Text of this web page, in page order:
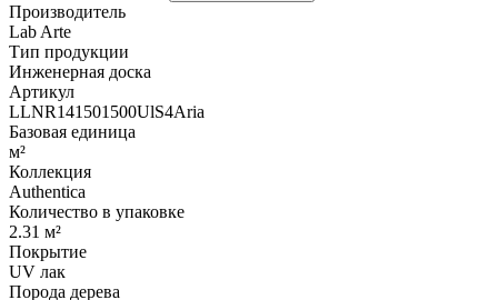
Производитель
Lab Arte
Тип продукции
Инженерная доска
Артикул
LLNR141501500UlS4Aria
Базовая единица
м²
Коллекция
Authentica
Количество в упаковке
2.31 м²
Покрытие
UV лак
Порода дерева